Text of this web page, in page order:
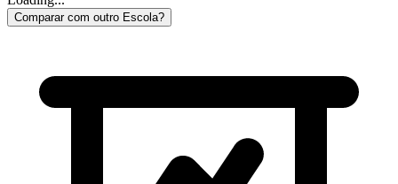
Comparar com outro Escola?